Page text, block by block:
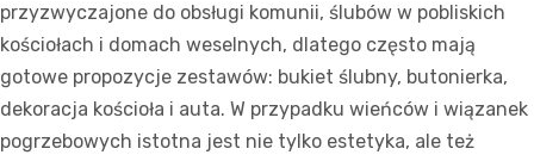
przyzwyczajone do obsługi komunii, ślubów w pobliskich
kościołach i domach weselnych, dlatego często mają
gotowe propozycje zestawów: bukiet ślubny, butonierka,
dekoracja kościoła i auta. W przypadku wieńców i wiązanek
pogrzebowych istotna jest nie tylko estetyka, ale też